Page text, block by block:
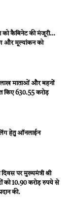
को कैबिनेट की मंजूरी…
और मूल्यांकन को
लाख माताओं और बहनों
किए 630.55 करोड़
हेतु ऑनलाईन
पर मुख्यमंत्री श्री
को 10.90 करोड़ रुपये से
की.